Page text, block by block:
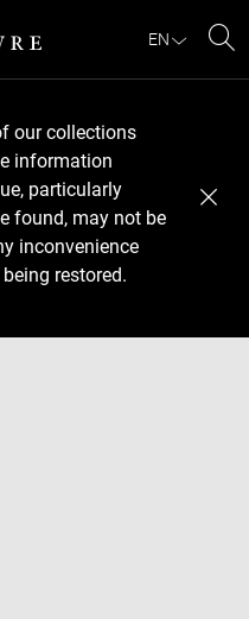
EN
our collections
information
particularly
found, may not be
inconvenience
restored.